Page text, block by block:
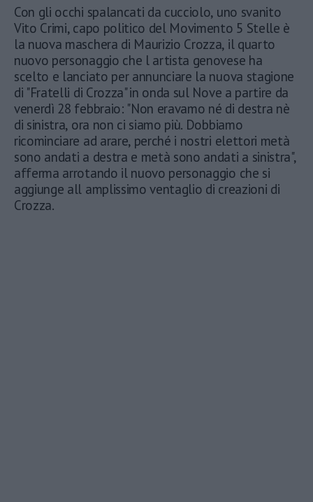
Con gli occhi spalancati da cucciolo, uno svanito
Vito Crimi, capo politico del Movimento 5 Stelle è
la nuova maschera di Maurizio Crozza, il quarto
nuovo personaggio che l artista genovese ha
scelto e lanciato per annunciare la nuova stagione
di "Fratelli di Crozza" in onda sul Nove a partire da
venerdì 28 febbraio: "Non eravamo né di destra nè
di sinistra, ora non ci siamo più. Dobbiamo
ricominciare ad arare, perché i nostri elettori metà
sono andati a destra e metà sono andati a sinistra",
afferma arrotando il nuovo personaggio che si
aggiunge all amplissimo ventaglio di creazioni di
Crozza.